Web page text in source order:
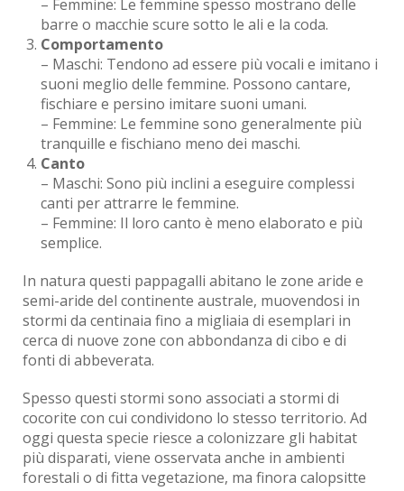
– Femmine: Le femmine spesso mostrano delle
barre o macchie scure sotto le ali e la coda.
Comportamento
– Maschi: Tendono ad essere più vocali e imitano i
suoni meglio delle femmine. Possono cantare,
fischiare e persino imitare suoni umani.
– Femmine: Le femmine sono generalmente più
tranquille e fischiano meno dei maschi.
Canto
– Maschi: Sono più inclini a eseguire complessi
canti per attrarre le femmine.
– Femmine: Il loro canto è meno elaborato e più
semplice.
In natura questi pappagalli abitano le zone aride e
semi-aride del continente australe, muovendosi in
stormi da centinaia fino a migliaia di esemplari in
cerca di nuove zone con abbondanza di cibo e di
fonti di abbeverata.
Spesso questi stormi sono associati a stormi di
cocorite con cui condividono lo stesso territorio. Ad
oggi questa specie riesce a colonizzare gli habitat
più disparati, viene osservata anche in ambienti
forestali o di fitta vegetazione, ma finora calopsitte